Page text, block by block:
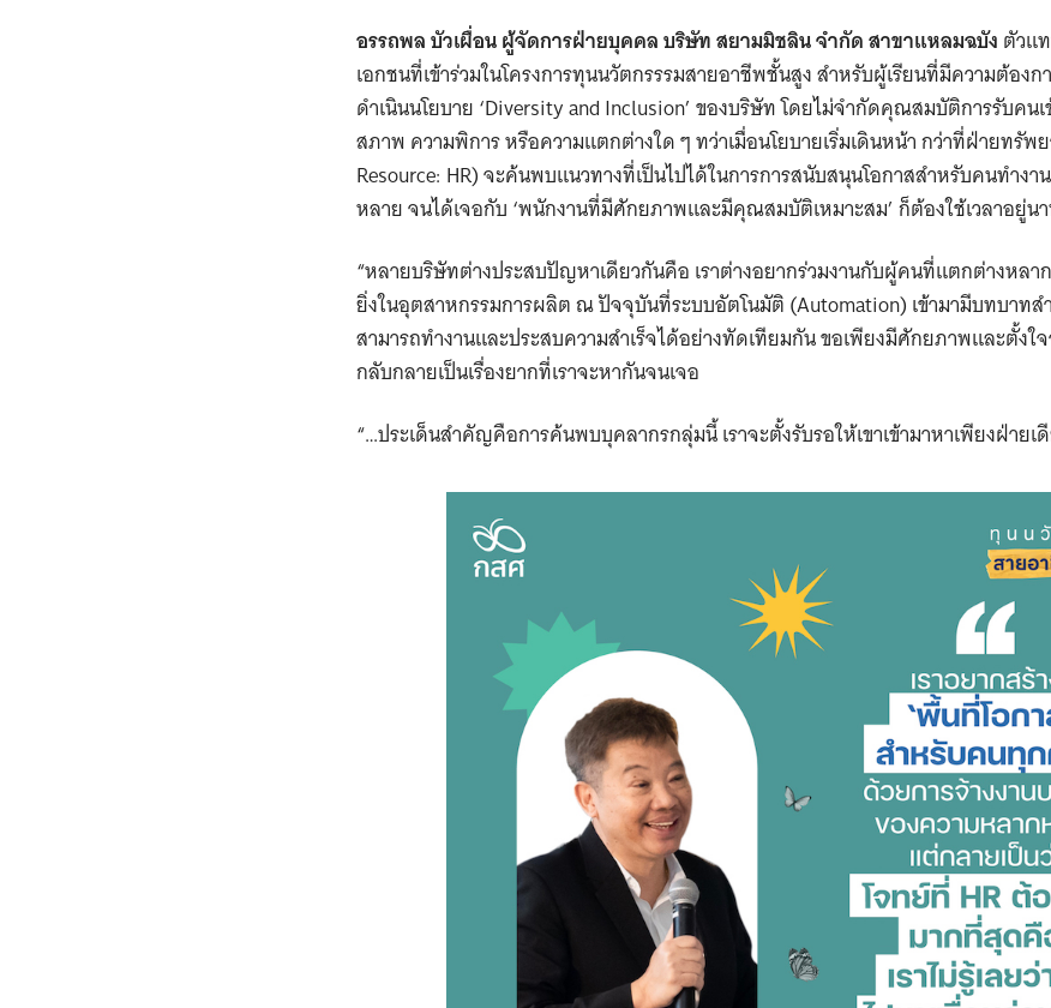
อรรถพล บัวเผื่อน ผู้จัดการฝ่ายบุคคล บริษัท สยามมิชลิน จำกัด สาขาแหลมฉบัง ตัวแ
เอกชนที่เข้าร่วมในโครงการทุนนวัตกรรรมสายอาชีพชั้นสูง สำหรับผู้เรียนที่มีความต้อง
ดำเนินนโยบาย ‘Diversity and Inclusion’ ของบริษัท โดยไม่จำกัดคุณสมบัติการรับคนเ
สภาพ ความพิการ หรือความแตกต่างใด ๆ ทว่าเมื่อนโยบายเริ่มเดินหน้า กว่าที่ฝ่ายทรัพ
Resource: HR) จะค้นพบแนวทางที่เป็นไปได้ในการการสนับสนุนโอกาสสำหรับคนทำง
หลาย จนได้เจอกับ ‘พนักงานที่มีศักยภาพและมีคุณสมบัติเหมาะสม’ ก็ต้องใช้เวลาอยู่น
“หลายบริษัทต่างประสบปัญหาเดียวกันคือ เราต่างอยากร่วมงานกับผู้คนที่แตกต่างหลา
ยิ่งในอุตสาหกรรมการผลิต ณ ปัจจุบันที่ระบบอัตโนมัติ (Automation) เข้ามามีบทบาทส
สามารถทำงานและประสบความสำเร็จได้อย่างทัดเทียมกัน ขอเพียงมีศักยภาพและตั้งใจ
กลับกลายเป็นเรื่องยากที่เราจะหากันจนเจอ
“…ประเด็นสำคัญคือการค้นพบบุคลากรกลุ่มนี้ เราจะตั้งรับรอให้เขาเข้ามาหาเพียงฝ่ายเ